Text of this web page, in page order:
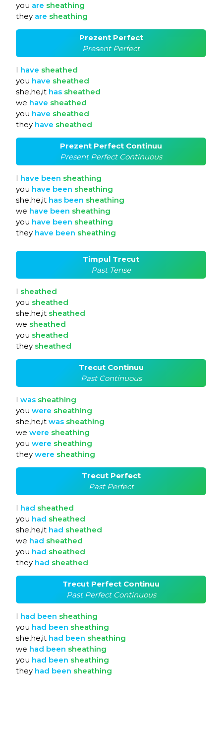
you are sheathing
they are sheathing
Prezent Perfect
Present Perfect
I have sheathed
you have sheathed
she,he,it has sheathed
we have sheathed
you have sheathed
they have sheathed
Prezent Perfect Continuu
Present Perfect Continuous
I have been sheathing
you have been sheathing
she,he,it has been sheathing
we have been sheathing
you have been sheathing
they have been sheathing
Timpul Trecut
Past Tense
I sheathed
you sheathed
she,he,it sheathed
we sheathed
you sheathed
they sheathed
Trecut Continuu
Past Continuous
I was sheathing
you were sheathing
she,he,it was sheathing
we were sheathing
you were sheathing
they were sheathing
Trecut Perfect
Past Perfect
I had sheathed
you had sheathed
she,he,it had sheathed
we had sheathed
you had sheathed
they had sheathed
Trecut Perfect Continuu
Past Perfect Continuous
I had been sheathing
you had been sheathing
she,he,it had been sheathing
we had been sheathing
you had been sheathing
they had been sheathing